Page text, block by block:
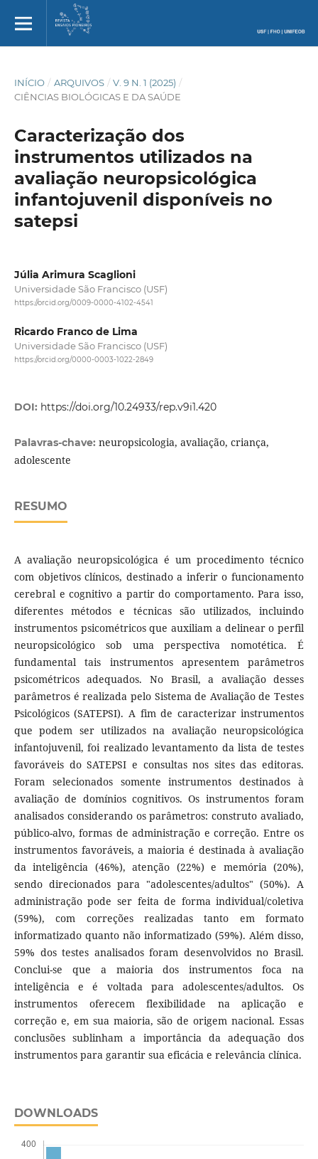
INÍCIO / ARQUIVOS / V. 9 N. 1 (2025) /
CIÊNCIAS BIOLÓGICAS E DA SAÚDE
Caracterização dos
instrumentos utilizados na
avaliação neuropsicológica
infantojuvenil disponíveis no
satepsi
Júlia Arimura Scaglioni
Universidade São Francisco (USF)
https://orcid.org/0009-0000-4102-4541
Ricardo Franco de Lima
Universidade São Francisco (USF)
https://orcid.org/0000-0003-1022-2849
DOI: https://doi.org/10.24933/rep.v9i1.420
Palavras-chave: neuropsicologia, avaliação, criança,
adolescente
RESUMO
A avaliação neuropsicológica é um procedimento técnico
com objetivos clínicos, destinado a inferir o funcionamento
cerebral e cognitivo a partir do comportamento. Para isso,
diferentes métodos e técnicas são utilizados, incluindo
instrumentos psicométricos que auxiliam a delinear o perfil
neuropsicológico sob uma perspectiva nomotética. É
fundamental tais instrumentos apresentem parâmetros
psicométricos adequados. No Brasil, a avaliação desses
parâmetros é realizada pelo Sistema de Avaliação de Testes
Psicológicos (SATEPSI). A fim de caracterizar instrumentos
que podem ser utilizados na avaliação neuropsicológica
infantojuvenil, foi realizado levantamento da lista de testes
favoráveis do SATEPSI e consultas nos sites das editoras.
Foram selecionados somente instrumentos destinados à
avaliação de domínios cognitivos. Os instrumentos foram
analisados considerando os parâmetros: construto avaliado,
público-alvo, formas de administração e correção. Entre os
instrumentos favoráveis, a maioria é destinada à avaliação
da inteligência (46%), atenção (22%) e memória (20%),
sendo direcionados para "adolescentes/adultos" (50%). A
administração pode ser feita de forma individual/coletiva
(59%), com correções realizadas tanto em formato
informatizado quanto não informatizado (59%). Além disso,
59% dos testes analisados foram desenvolvidos no Brasil.
Conclui-se que a maioria dos instrumentos foca na
inteligência e é voltada para adolescentes/adultos. Os
instrumentos oferecem flexibilidade na aplicação e
correção e, em sua maioria, são de origem nacional. Essas
conclusões sublinham a importância da adequação dos
instrumentos para garantir sua eficácia e relevância clínica.
DOWNLOADS